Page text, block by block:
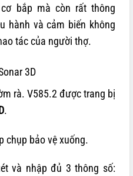
cơ bắp mà còn rất thông
hành và cảm biến không
tác của người thợ.
3D
rà. V585.2 được trang bị
.
chụp bảo vệ xuống.
và nhập đủ 3 thông số: